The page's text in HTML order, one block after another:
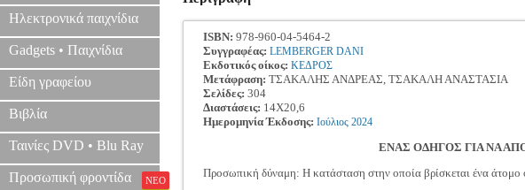
Ηλεκτρονικά παιχνίδια
Gadgets • Παιχνίδια
Είδη γραφείου
Βιβλία
Ταινίες DVD • Blu Ray
Προσωπική φροντίδα ΝΕΟ
ISBN: 978-960-04-5464-2
Συγγραφέας: LEMBERGER DANI
Εκδοτικός οίκος: ΚΕΔΡΟΣ
Μετάφραση: ΤΣΑΚΑΛΗΣ ΑΝΔΡΕΑΣ, ΤΣΑΚΑΛΗ ΑΝΑΣΤΑΣΙΑ
Σελίδες: 304
Διαστάσεις: 14Χ20,6
Ημερομηνία Έκδοσης: Ιούλιος 2024
ΕΝΑΣ ΟΔΗΓΟΣ ΓΙΑ ΝΑ
Προσωπική δύναμη: Η κατάσταση στην οποία βρίσκεται ένα άτομο